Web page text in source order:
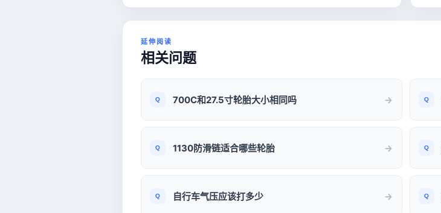
延伸阅读
相关问题
700C和27.5寸轮胎大小相同吗
1130防滑链适合哪些轮胎
自行车气压应该打多少